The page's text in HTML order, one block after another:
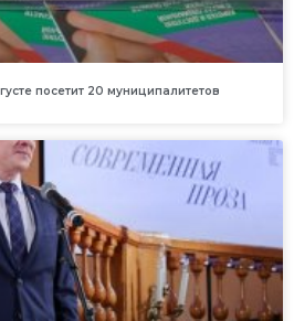
посетит 20 муниципалитетов